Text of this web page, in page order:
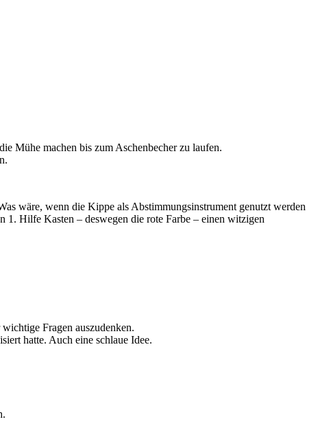
Mühe machen bis zum Aschenbecher zu laufen.
wäre, wenn die Kippe als Abstimmungsinstrument genutzt werden
1. Hilfe Kasten – deswegen die rote Farbe – einen witzigen
Fragen auszudenken.
hatte. Auch eine schlaue Idee.